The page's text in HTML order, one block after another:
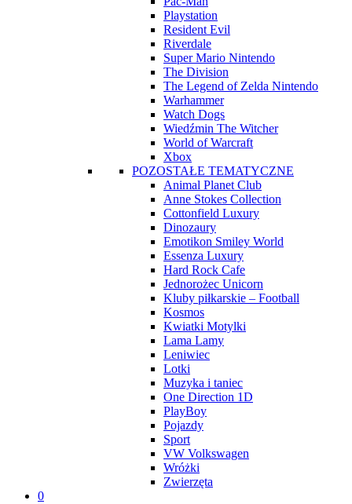
Playstation
Resident Evil
Riverdale
Super Mario Nintendo
The Division
The Legend of Zelda Nintendo
Warhammer
Watch Dogs
Wiedźmin The Witcher
World of Warcraft
Xbox
POZOSTAŁE TEMATYCZNE
Animal Planet Club
Anne Stokes Collection
Cottonfield Luxury
Dinozaury
Emotikon Smiley World
Essenza Luxury
Hard Rock Cafe
Jednorożec Unicorn
Kluby piłkarskie – Football
Kosmos
Kwiatki Motylki
Lama Lamy
Leniwiec
Lotki
Muzyka i taniec
One Direction 1D
PlayBoy
Pojazdy
Sport
VW Volkswagen
Wróżki
Zwierzęta
0